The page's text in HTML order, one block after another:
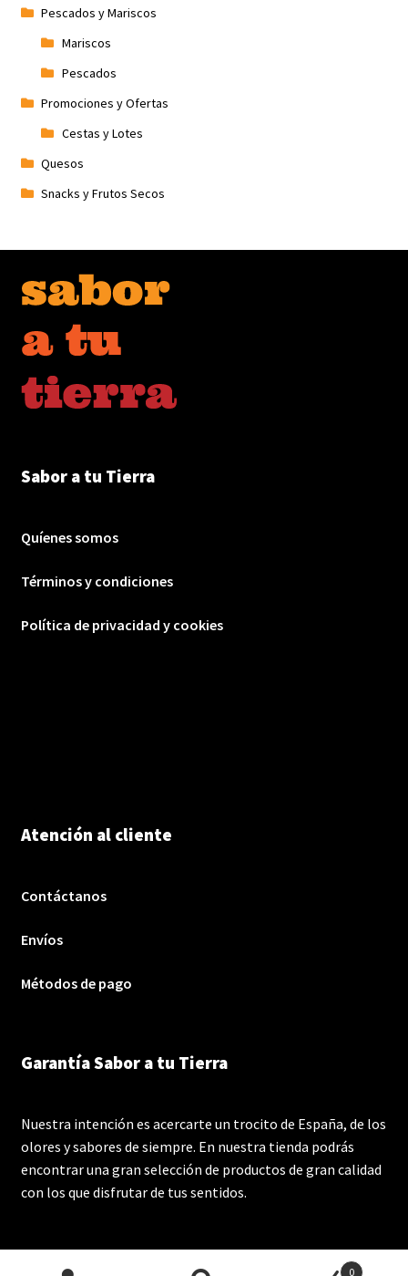
Pescados y Mariscos
Mariscos
Pescados
Promociones y Ofertas
Cestas y Lotes
Quesos
Snacks y Frutos Secos
Sabor a tu Tierra
Quíenes somos
Términos y condiciones
Política de privacidad y cookies
Atención al cliente
Contáctanos
Envíos
Métodos de pago
Garantía Sabor a tu Tierra
Nuestra intención es acercarte un trocito de España, de los
olores y sabores de siempre. En nuestra tienda podrás
encontrar una gran selección de productos de gran calidad
con los que disfrutar de tus sentidos.
0